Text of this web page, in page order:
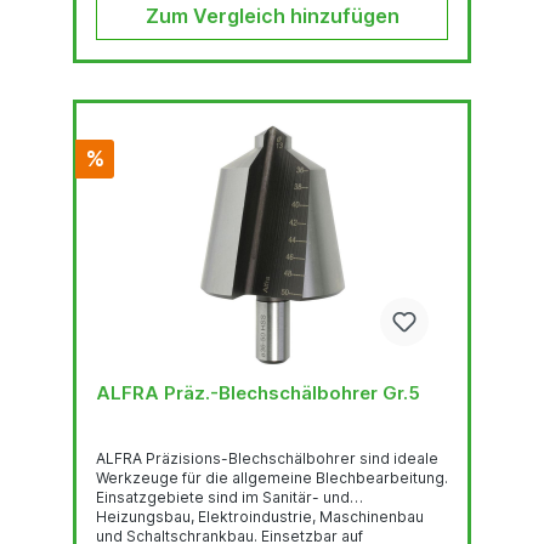
Zum Vergleich hinzufügen
%
ALFRA Präz.-Blechschälbohrer Gr.5
ALFRA Präzisions-Blechschälbohrer sind ideale
Werkzeuge für die allgemeine Blechbearbeitung.
Einsatzgebiete sind im Sanitär- und
Heizungsbau, Elektroindustrie, Maschinenbau
und Schaltschrankbau. Einsetzbar auf